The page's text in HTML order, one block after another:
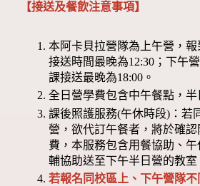
【接送及餐飲注意事項】
本阿卡貝拉營隊為上午營，報
接送時間最晚為12:30；下午
課接送最晚為18:00。
全日營學費包含中午餐點，半
課後照護服務(午休時段)：若
營，欲代訂午餐者，將於確
費，本服務包含用餐協助、
輔協助送至下午半日營的教室
若報名同校區上、下午營隊